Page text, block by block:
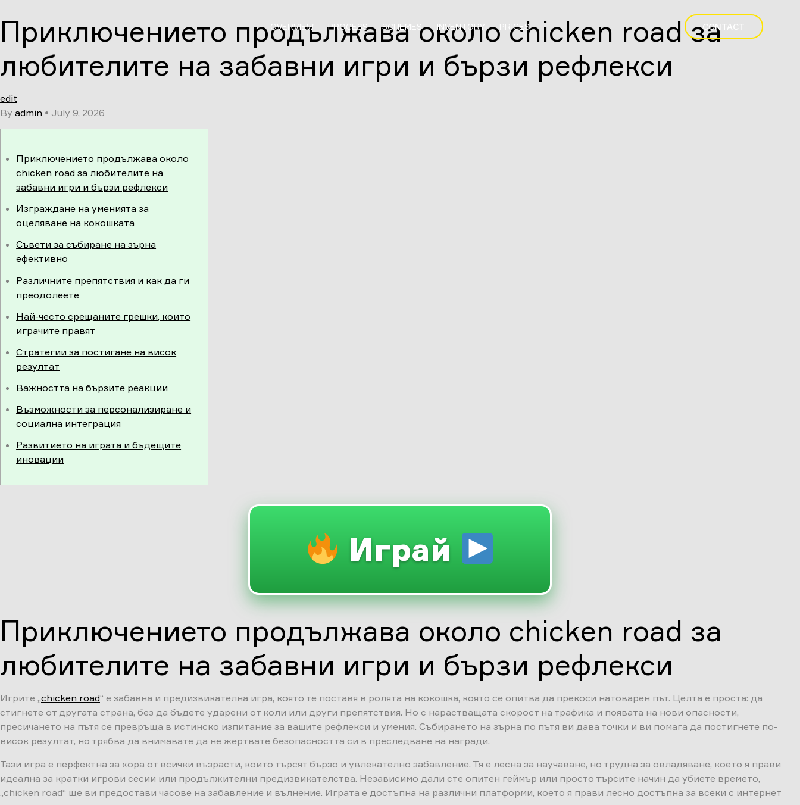
to
content
OVERVIEW PROCESS SCHEMES INVENTORY PRICES CONTACT
Приключението продължава около chicken road за
любителите на забавни игри и бързи рефлекси
edit
By admin • July 9, 2026
Приключението продължава около
chicken road за любителите на
забавни игри и бързи рефлекси
Изграждане на уменията за
оцеляване на кокошката
Съвети за събиране на зърна
ефективно
Различните препятствия и как да ги
преодолеете
Най-често срещаните грешки, които
играчите правят
Стратегии за постигане на висок
резултат
Важността на бързите реакции
Възможности за персонализиране и
социална интеграция
Развитието на играта и бъдещите
иновации
Играй
Приключението продължава около chicken road за
любителите на забавни игри и бързи рефлекси
Игрите „chicken road“ е забавна и предизвикателна игра, която те поставя в ролята на кокошка, която се опитва да прекоси натоварен път. Целта е проста: да
стигнете от другата страна, без да бъдете ударени от коли или други препятствия. Но с нарастващата скорост на трафика и появата на нови опасности,
пресичането на пътя се превръща в истинско изпитание за вашите рефлекси и умения. Събирането на зърна по пътя ви дава точки и ви помага да постигнете по-
висок резултат, но трябва да внимавате да не жертвате безопасността си в преследване на награди.
Тази игра е перфектна за хора от всички възрасти, които търсят бързо и увлекателно забавление. Тя е лесна за научаване, но трудна за овладяване, което я прави
идеална за кратки игрови сесии или продължителни предизвикателства. Независимо дали сте опитен геймър или просто търсите начин да убиете времето,
„chicken road“ ще ви предостави часове на забавление и вълнение. Играта е достъпна на различни платформи, което я прави лесно достъпна за всеки с интернет